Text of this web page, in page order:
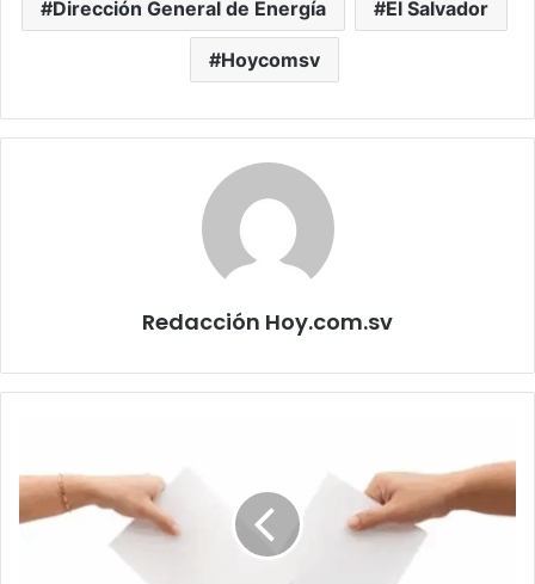
Dirección General de Energía El Salvador
Hoycomsv
Redacción Hoy.com.sv
voz
a
salvadoreños